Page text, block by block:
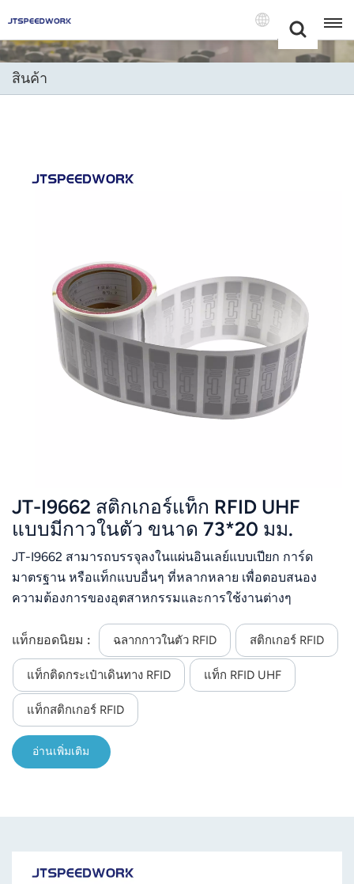
+86 -18681515767
Language(แบบ
English
Español
Português
Nederland
日语
Ελληνικά
Melayu
Polski
Tiếng Việt
สินค้า
JT-I9662 สติกเกอร์แท็ก RFID UHF
แบบมีกาวในตัว ขนาด 73*20 มม.
JT-I9662 สามารถบรรจุลงในแผ่นอินเลย์แบบเปียก การ์ด
มาตรฐาน หรือแท็กแบบอื่นๆ ที่หลากหลาย เพื่อตอบสนอง
ความต้องการของอุตสาหกรรมและการใช้งานต่างๆ
แท็กยอดนิยม : ฉลากกาวในตัว RFID สติกเกอร์ RFID
แท็กติดกระเป๋าเดินทาง RFID แท็ก RFID UHF
แท็กสติกเกอร์ RFID
อ่านเพิ่มเติม